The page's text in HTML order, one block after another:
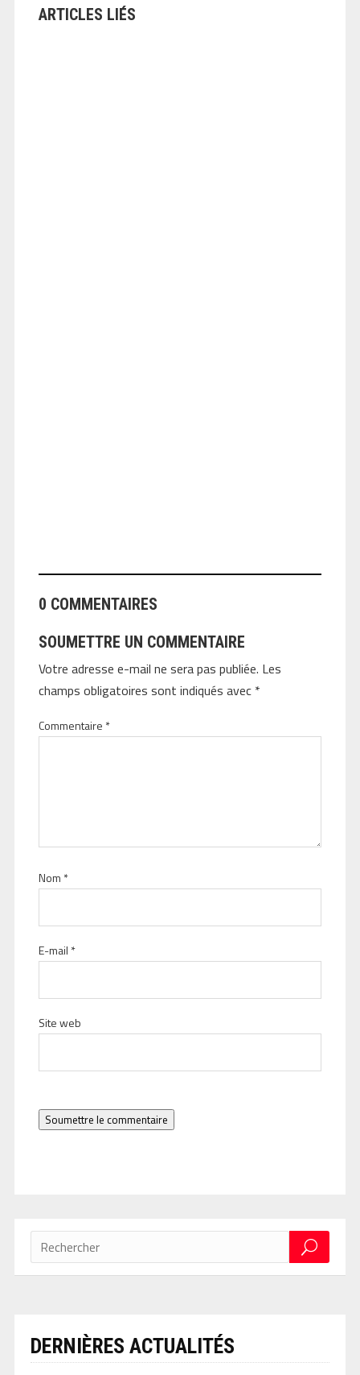
ARTICLES LIÉS
0 COMMENTAIRES
SOUMETTRE UN COMMENTAIRE
Votre adresse e-mail ne sera pas publiée. Les
champs obligatoires sont indiqués avec *
Commentaire *
Nom *
E-mail *
Site web
Soumettre le commentaire
DERNIÈRES ACTUALITÉS